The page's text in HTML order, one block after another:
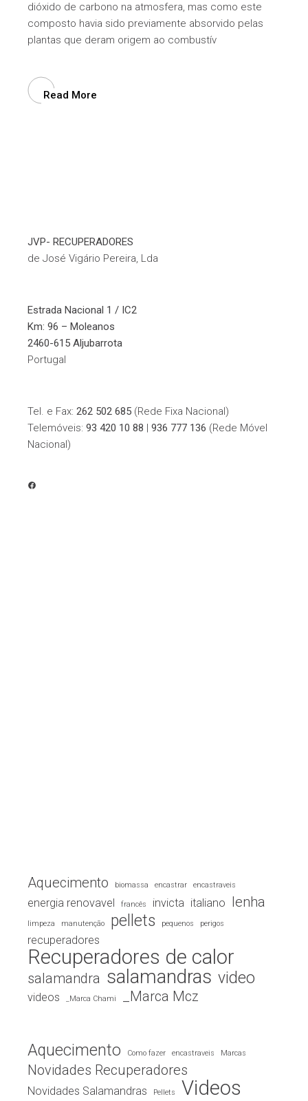
dióxido de carbono na atmosfera, mas como este
composto havia sido previamente absorvido pelas
plantas que deram origem ao combustív
Read More
JVP- RECUPERADORES
de José Vigário Pereira, Lda
Estrada Nacional 1 / IC2
Km: 96 – Moleanos
2460-615 Aljubarrota
Portugal
Tel. e Fax:262 502 685 (Rede Fixa Nacional)
Telemóveis:93 420 10 88 |936 777 136 (Rede Móvel
Nacional)
FACEBOOK
Aquecimento biomassa encastrar encastraveis
energia renovavel francês invicta italiano lenha
limpeza manutenção pellets pequenos perigos
recuperadores
Recuperadores de calor
salamandra salamandras video
videos _Marca Chami _Marca Mcz
Aquecimento Como fazer encastraveis Marcas
Novidades Recuperadores
Novidades Salamandras Pellets Videos